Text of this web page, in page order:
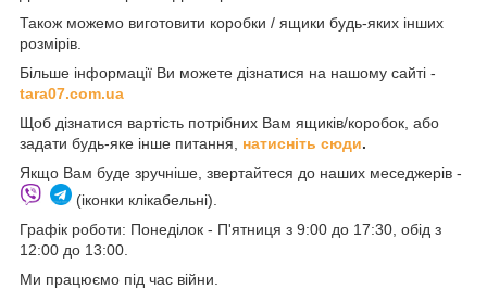
Також можемо виготовити коробки / ящики будь-яких інших
розмірів.
Більше інформації Ви можете дізнатися на нашому сайті -
tara07.com.ua
Щоб дізнатися вартість потрібних Вам ящиків/коробок, або
задати будь-яке інше питання, натисніть сюди.
Якщо Вам буде зручніше, звертайтеся до наших меседжерів -
(іконки клікабельні).
Графік роботи: Понеділок - П'ятниця з 9:00 до 17:30, обід з
12:00 до 13:00.
Ми працюємо під час війни.